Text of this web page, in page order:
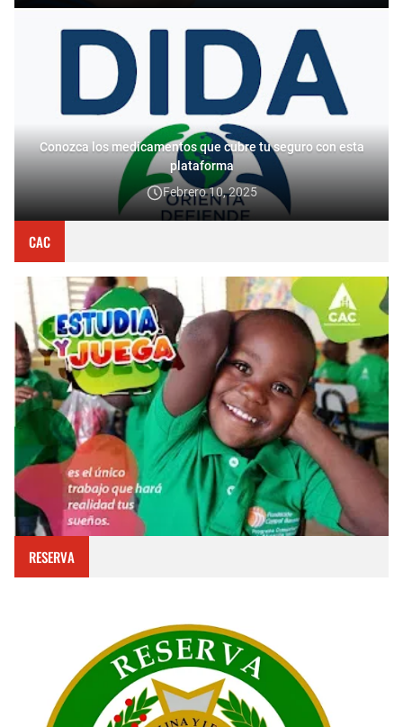
Conozca los medicamentos que cubre tu seguro con esta
plataforma
Febrero 10, 2025
CAC
RESERVA